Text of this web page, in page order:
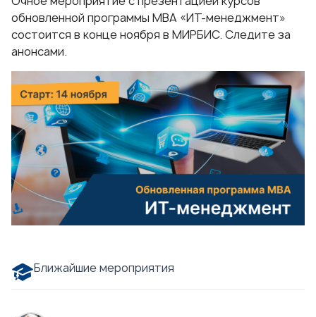
обновленной программы МВА «ИТ-менеджмент»
состоится в конце ноября в МИРБИС. Следите за
анонсами.
Ближайшие мероприятия